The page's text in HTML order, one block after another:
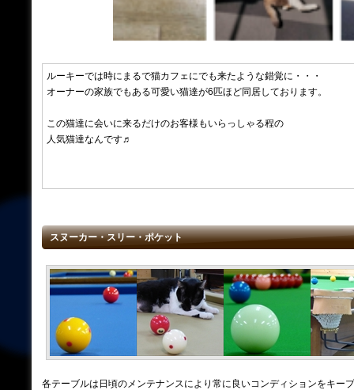
ルーキーでは時にまるで猫カフェにでも来たような錯覚に・・・
オーナーの家族でもある可愛い猫達が6匹ほど同居しております。
この猫達に会いに来るだけのお客様もいらっしゃる程の
人気猫達なんです♬
スヌーカー・スリー・ポケット
各テーブルは日頃のメンテナンスにより常に良いコンディションをキー